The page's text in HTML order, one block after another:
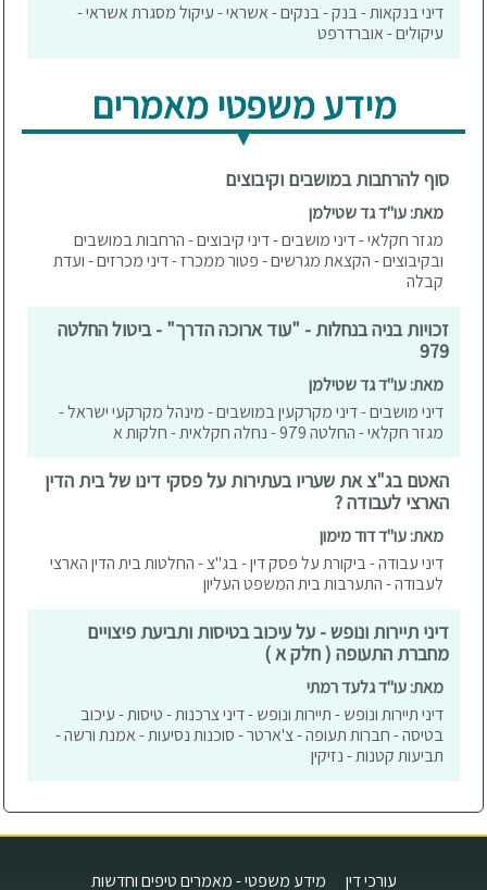
דיני בנקאות - בנק - בנקים - אשראי - עיקול מסגרת אשראי -
עיקולים - אוברדרפט
מידע משפטי מאמרים
סוף להרחבות במושבים וקיבוצים
מאת: עו"ד גד שטילמן
מגזר חקלאי - דיני מושבים - דיני קיבוצים - הרחבות במושבים
ובקיבוצים - הקצאת מגרשים - פטור ממכרז - דיני מכרזים - ועדת
קבלה
זכויות בניה בנחלות - "עוד ארוכה הדרך" - ביטול החלטה
979
מאת: עו"ד גד שטילמן
דיני מושבים - דיני מקרקעין במושבים - מינהל מקרקעי ישראל -
מגזר חקלאי - החלטה 979 - נחלה חקלאית - חלקות א
האטם בג"צ את שעריו בעתירות על פסקי דינו של בית הדין
הארצי לעבודה ?
מאת: עו"ד דוד מימון
דיני עבודה - ביקורת על פסק דין - בג"צ - החלטות בית הדין הארצי
לעבודה - התערבות בית המשפט העליון
דיני תיירות ונופש - על עיכוב בטיסות ותביעת פיצויים
מחברת התעופה ( חלק א )
מאת: עו"ד גלעד רמתי
דיני תיירות ונופש - תיירות ונופש - דיני צרכנות - טיסות - עיכוב
בטיסה - חברות תעופה - צ'ארטר - סוכנות נסיעות - אמנת ורשה -
תביעות קטנות - נזיקין
עורכי דין מידע משפטי - מאמרים טיפים וחדשות